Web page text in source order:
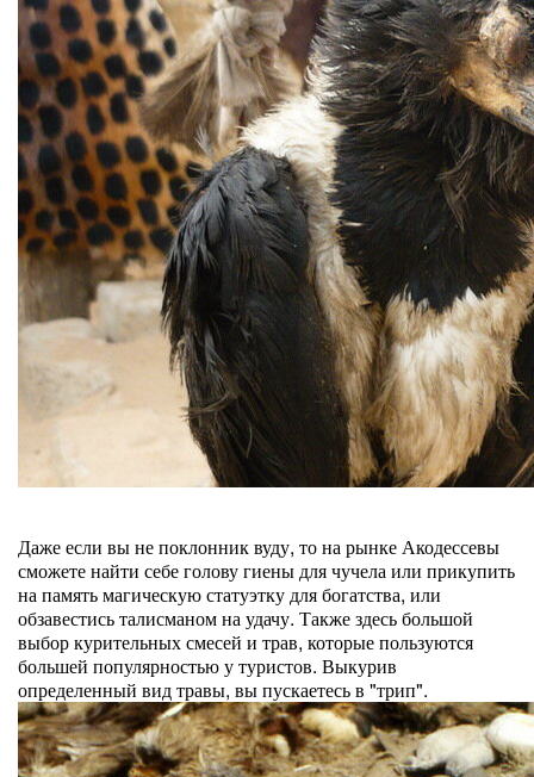
Даже если вы не поклонник вуду, то на рынке Акодессевы
сможете найти себе голову гиены для чучела или прикупить
на память магическую статуэтку для богатства, или
обзавестись талисманом на удачу. Также здесь большой
выбор курительных смесей и трав, которые пользуются
большей популярностью у туристов. Выкурив
определенный вид травы, вы пускаетесь в "трип".